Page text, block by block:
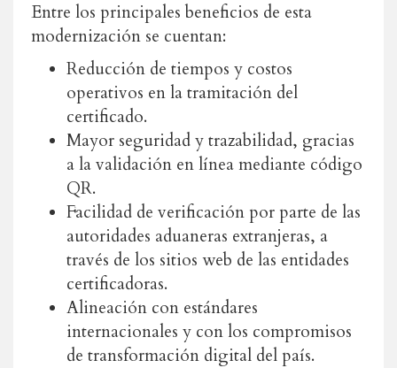
Entre los principales beneficios de esta
modernización se cuentan:
Reducción de tiempos y costos
operativos en la tramitación del
certificado.
Mayor seguridad y trazabilidad, gracias
a la validación en línea mediante código
QR.
Facilidad de verificación por parte de las
autoridades aduaneras extranjeras, a
través de los sitios web de las entidades
certificadoras.
Alineación con estándares
internacionales y con los compromisos
de transformación digital del país.